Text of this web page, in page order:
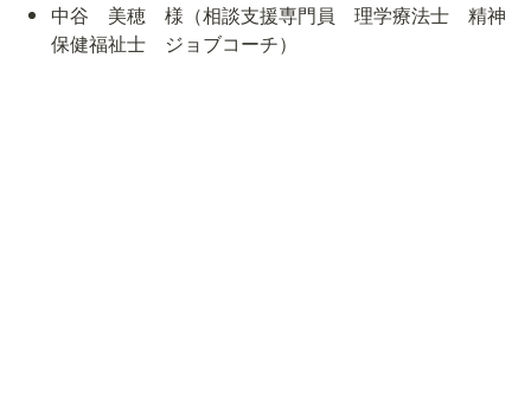
中谷　美穂　様（相談支援専門員　理学療法士　精神
保健福祉士　ジョブコーチ）